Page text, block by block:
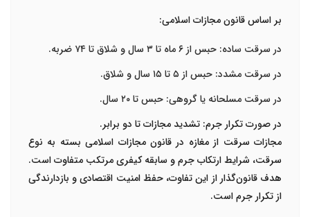
بر اساس قانون مجازات اسلامی:
در سرقت ساده: حبس از ۶ماه تا۳ سال و شلاق تا ۷۴ ضربه.
در سرقت مشدد: حبس از ۵تا ۱۵ سال و شلاق.
در سرقت مسلحانه یا گروهی: حبس تا۲۰ سال.
در صورت تکرار جرم: تشدید مجازات تا دو برابر.
مجازات سرقت از مغازه در قانون مجازات اسلامی بسته به نوع
سرقت، شرایط ارتکاب جرم و سابقه کیفری مرتکب متفاوت است.
هدف قانون‌گذار از این تفاوت، حفظ امنیت اقتصادی و بازدارندگی
از تکرار جرم است.